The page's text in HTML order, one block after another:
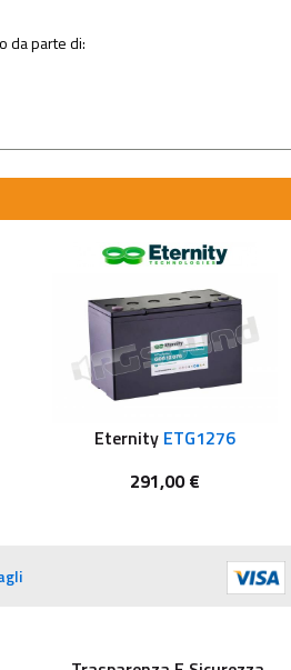
da parte di:
Eternity ETG1276
291,00 €